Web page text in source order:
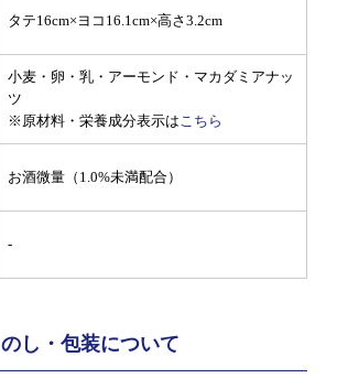
タテ16cm×ヨコ16.1cm×高さ3.2cm
小麦・卵・乳・アーモンド・マカダミアナッ
ツ
※原材料・栄養成分表示はこちら
お酒微量（1.0%未満配合）
-
のし・包装について